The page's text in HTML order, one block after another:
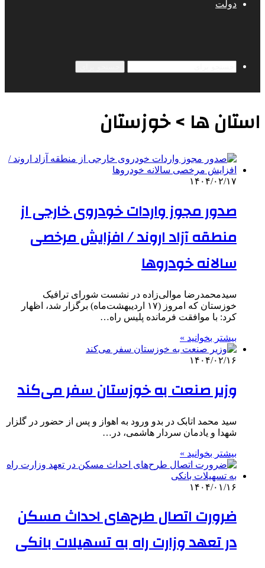
دولت
استان ها > خوزستان
۱۴۰۴/۰۲/۱۷
صدور مجوز واردات خودروی خارجی از
منطقه آزاد اروند / افزایش مرخصی
سالانه خودروها
سیدمحمدرضا موالی‌زاده در نشست شورای ترافیک
خوزستان که امروز (۱۷ اردیبهشت‌ماه) برگزار شد، اظهار
کرد: با موافقت فرمانده پلیس راه…
بیشتر بخوانید »
۱۴۰۴/۰۲/۱۶
وزیر صنعت به خوزستان سفر می‌کند
سید محمد اتابک در بدو ورود به اهواز و پس از حضور در گلزار
شهدا و یادمان سردار هاشمی، در…
بیشتر بخوانید »
۱۴۰۴/۰۱/۱۶
ضرورت اتصال طرح‌های احداث مسکن
در تعهد وزارت راه به تسهیلات بانکی